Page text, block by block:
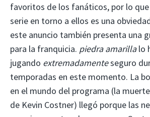
favoritos de los fanáticos, por lo que
serie en torno a ellos es una
este anuncio también presenta una
para la franquicia. piedra amarillalo
jugando extremadamenteseguro
temporadas en este momento. La
en el mundo del programa (la
de Kevin Costner) llegó porque las